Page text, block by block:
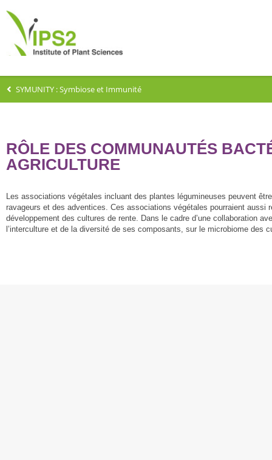
SYMUNITY : Symbiose et Immunité
RÔLE DES COMMUNAUTÉS
AGRICULTURE
Les associations végétales incluant des plantes légumineuses peuvent
ravageurs et des adventices. Ces associations végétales pourraient aussi
développement des cultures de rente. Dans le cadre d’une collaboration
l’interculture et de la diversité de ses composants, sur le microbiome des